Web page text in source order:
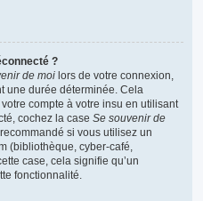
?
de moi lors de votre connexion,
une durée déterminée. Cela
compte à votre insu en utilisant
cochez la case Se souvenir de
si vous utilisez un
(bibliothèque, cyber-café,
case, cela signifie qu’un
fonctionnalité.